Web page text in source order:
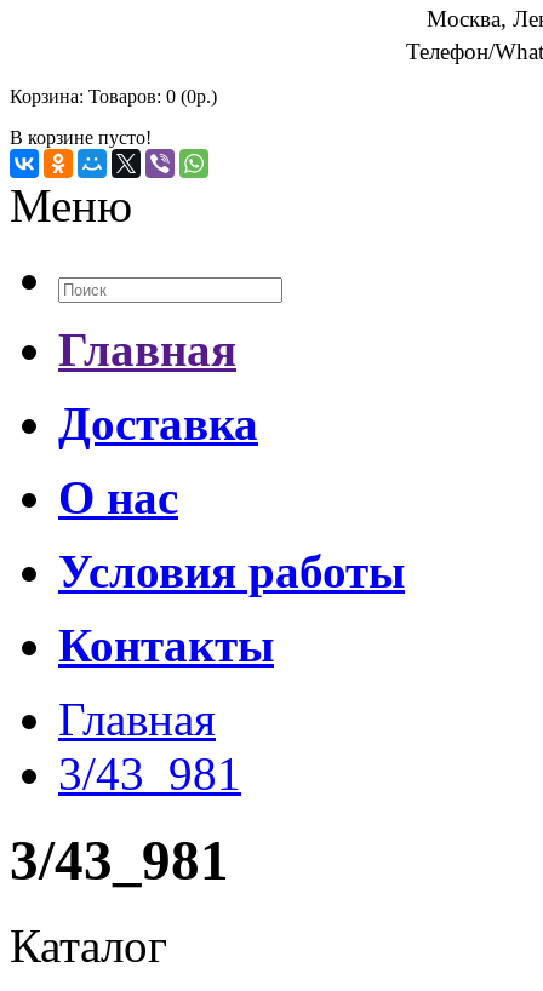
Москва,
Телефон/
Корзина: Товаров: 0 (0р.)
В корзине пусто!
Меню
Главная
Доставка
О нас
Условия работы
Контакты
Главная
3/43_981
3/43_981
Каталог